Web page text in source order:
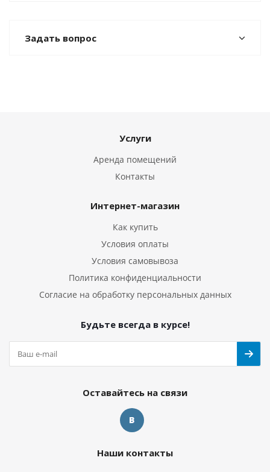
Задать вопрос
Услуги
Аренда помещений
Контакты
Интернет-магазин
Как купить
Условия оплаты
Условия самовывоза
Политика конфиденциальности
Согласие на обработку персональных данных
Будьте всегда в курсе!
Оставайтесь на связи
Наши контакты